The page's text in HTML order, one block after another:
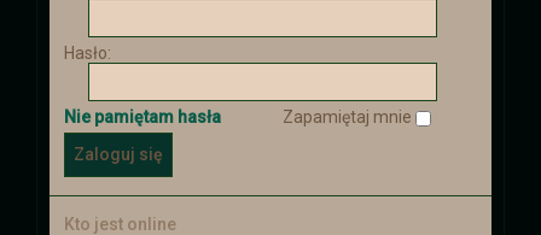
Hasło:
Nie pamiętam hasła Zapamiętaj mnie
Kto jest online